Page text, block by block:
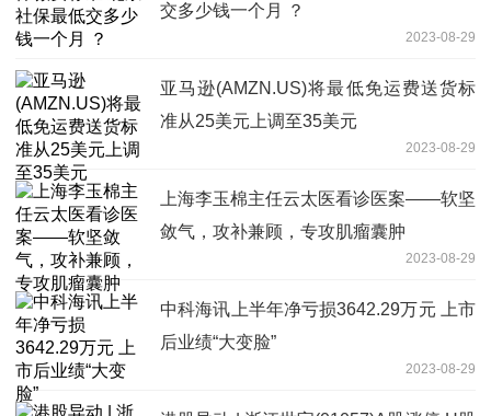
交多少钱一个月 ？
2023-08-29
亚马逊(AMZN.US)将最低免运费送货标
准从25美元上调至35美元
2023-08-29
上海李玉棉主任云太医看诊医案——软坚
敛气，攻补兼顾，专攻肌瘤囊肿
2023-08-29
中科海讯上半年净亏损3642.29万元 上市
后业绩“大变脸”
2023-08-29